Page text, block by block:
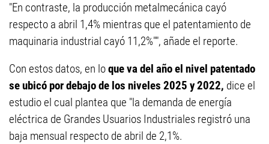
"En contraste, la producción metalmecánica cayó
respecto a abril 1,4% mientras que el patentamiento de
maquinaria industrial cayó 11,2%"", añade el reporte.
Con estos datos, en loque va del año el nivel patentado
se ubicó por debajo de los niveles 2025 y 2022, dice el
estudio el cual plantea que "la demanda de energía
eléctrica de Grandes Usuarios Industriales registró una
baja mensual respecto de abril de 2,1%.